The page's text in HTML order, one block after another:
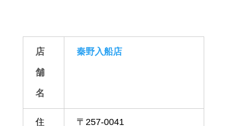
店
舗
名
秦野入船店
住 〒257-0041